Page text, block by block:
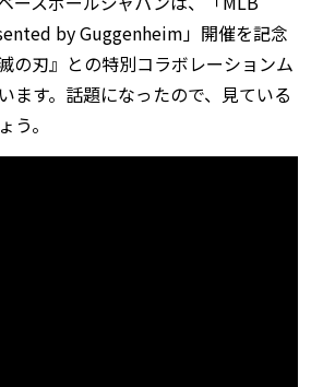
by Guggenheim」開催を記念
の刃』との特別コラボレーションム
ます。話題になったので、見ている
う。